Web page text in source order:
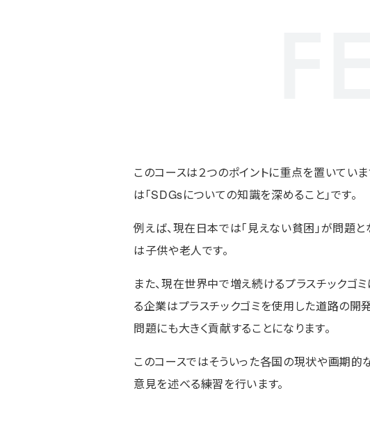
このコースは２つのポイントに重点を置いていま
は「SDGsについての知識を深めること」です。
例えば、現在日本では「見えない貧困」が問題
は子供や老人です。
また、現在世界中で増え続けるプラスチックゴ
る企業はプラスチックゴミを使用した道路の開
問題にも大きく貢献することになります。
このコースではそういった各国の現状や画期的
意見を述べる練習を行います。